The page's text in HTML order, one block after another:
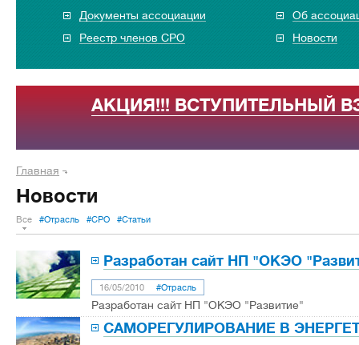
Документы ассоциации
Реестр членов СРО
Об
Новости
АКЦИЯ!!! ВСТУПИТЕЛЬНЫЙ
Главная
Новости
Все #Отрасль #СРО #Статьи
Разработан сайт НП "ОКЭО
16/05/2010 #Отрасль
Разработан сайт НП "ОКЭО "Развитие"
САМОРЕГУЛИРОВАНИЕ В